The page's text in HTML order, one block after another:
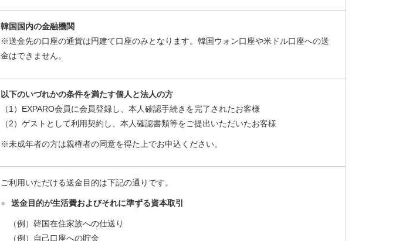
韓国国内の金融機関
※送金先の口座の通貨は円建て口座のみとなります。韓国ウォン口座や米ドル口座への送
金はできません。
以下のいづれかの条件を満たす個人と法人の方
（1）EXPARO会員に会員登録し、本人確認手続きを完了されたお客様
（2）ゲストとして利用契約し、本人確認書類等をご提出いただいたお客様
※未成年者の方は親権者の同意を得た上でお申込ください。
ご利用いただける送金目的は下記の通りです。
● 送金目的が生活費およびそれに準ずる資本取引
（例）韓国在住家族への仕送り
（例）自己口座への貯金